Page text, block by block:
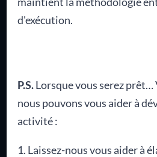
d'exécution.
P.S.Lorsque vous serez prêt…
nous pouvons vous aider à
activité :
1. Laissez-nous vous aider à